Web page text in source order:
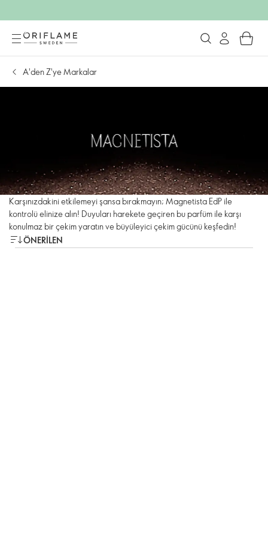
A'den Z'ye Markalar
Karşınızdakini etkilemeyi şansa bırakmayın; Magnetista EdP ile
kontrolü elinize alın! Duyuları harekete geçiren bu parfüm ile karşı
konulmaz bir çekim yaratın ve büyüleyici çekim gücünü keşfedin!
ÖNERILEN